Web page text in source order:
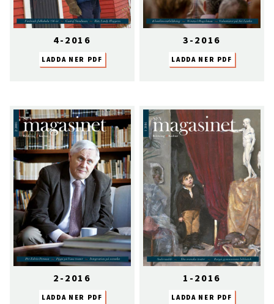
4-2016
LADDA NER PDF
3-2016
LADDA NER PDF
2-2016
LADDA NER PDF
1-2016
LADDA NER PDF